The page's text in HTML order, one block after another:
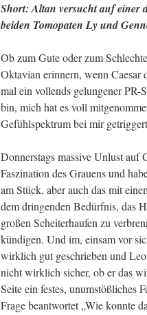
Short: Altan versucht auf einer
beiden Tomopaten Ly und
Ob zum Gute oder zum
Oktavian erinnern, wenn Caesar
mal ein vollends gelungener
bin, mich hat es voll
Gefühlspektrum bei mir
Donnerstags massive Unlust auf
Faszination des Grauens und
am Stück, aber auch das mit
dem dringenden Bedürfnis, das
großen Scheiterhaufen zu
kündigen. Und im, einsam vor
wirklich gut geschrieben und
nicht wirklich sicher, ob er das
Seite ein festes, unumstößliches
Frage beantwortet „Wie konnte